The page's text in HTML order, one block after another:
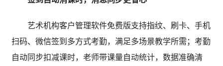
艺术机构客户管理软件免费版支持指纹、刷卡、手机
扫码、微信签到多方式考勤，满足多场景教学所需；考勤
自动同步扣减课时，老师带课量自动统计，数据准确清